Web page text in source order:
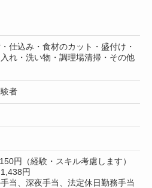
仕込み・食材のカット・盛付け・
れ・洗い物・調理場清掃・その他
者
円（経験・スキル考慮します）
1,438円
当、深夜手当、法定休日勤務手当